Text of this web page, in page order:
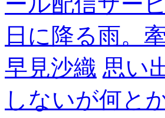
日に降る雨。
早見沙織 思い
しないが何と